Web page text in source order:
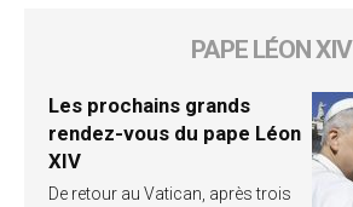
PAPE LÉON XIV
Les prochains grands
rendez-vous du pape Léon
XIV
De retour au Vatican, après trois